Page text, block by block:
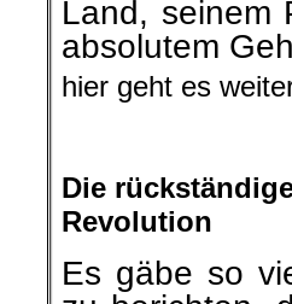
Land, seinem
absolutem
hier geht es
Die
Revolution
Es gäbe so